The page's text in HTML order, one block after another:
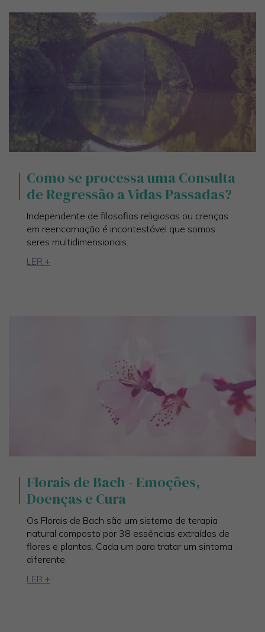
Como se processa uma Consulta
de Regressão a Vidas Passadas?
Independente de filosofias religiosas ou crenças
em reencarnação é incontestável que somos
seres multidimensionais.
LER +
Florais de Bach - Emoções,
Doenças e Cura
Os Florais de Bach são um sistema de terapia
natural composto por 38 essências extraídas de
flores e plantas. Cada um para tratar um sintoma
diferente.
LER +